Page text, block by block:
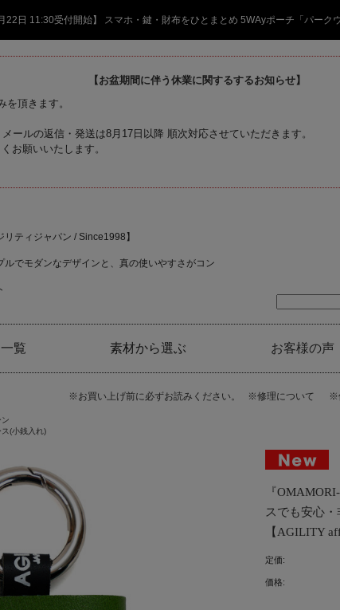
22日 11:30受付開始】 スマホ・鍵・財布をひとまとめ 5WAyポーチ「パーク
【お盆期間に伴う休業に関するするお知らせ】
を頂きます。
ールの返信・発送は8月17日以降 順次対応させていただきます。
お願いいたします。
リティジャパン / Since1998】
ルでモダンなデザインと、真の使いやすさがコン
覧 素材から選ぶ お客様の声
※お買い上げ前に必ずお読みください。 ※修理について ※
(小銭入れ)
『
スでも安心
【AGILITY
定価:
価格: